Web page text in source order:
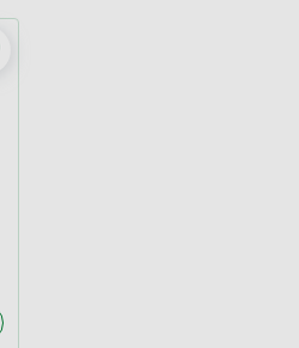
Kieliszek do podawania, dozowania